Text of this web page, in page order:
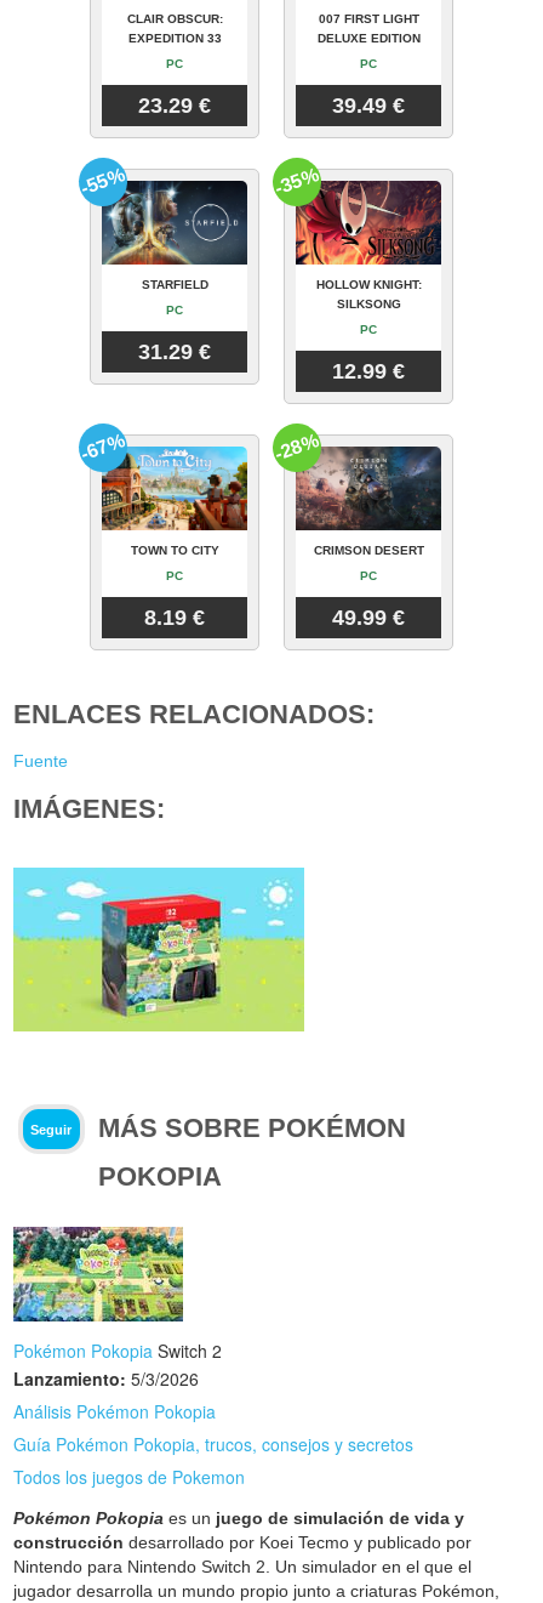
CLAIR OBSCUR:
EXPEDITION 33
PC
23.29 €
007 FIRST LIGHT
DELUXE EDITION
PC
39.49 €
STARFIELD
PC
31.29 €
-55%
HOLLOW KNIGHT:
SILKSONG
PC
12.99 €
-35%
TOWN TO CITY
PC
8.19 €
-67%
CRIMSON DESERT
PC
49.99 €
-28%
ENLACES RELACIONADOS:
Fuente
IMÁGENES:
Seguir
MÁS SOBRE POKÉMON
POKOPIA
Pokémon Pokopia Switch 2
Lanzamiento: 5/3/2026
Análisis Pokémon Pokopia
Guía Pokémon Pokopia, trucos, consejos y secretos
Todos los juegos de Pokemon
Pokémon Pokopia es un juego de simulación de vida y
construcción desarrollado por Koei Tecmo y publicado por
Nintendo para Nintendo Switch 2. Un simulador en el que el
jugador desarrolla un mundo propio junto a criaturas Pokémon,